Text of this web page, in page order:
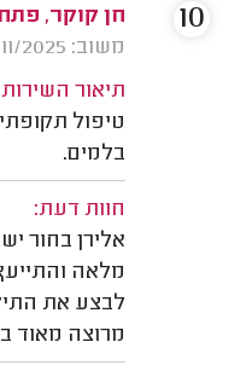
חן קוקר,
משוב: 19/11/2025
תיאור
בלמים.
חוות דעת:
אלירן בחור
מלאה
לבצע את
מרוצה מאוד
10